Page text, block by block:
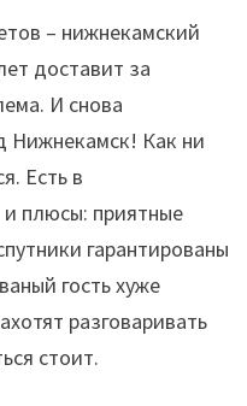
– нижнекамский
доставит за
И снова
Нижнекамск! Как ни
Есть в
плюсы: приятные
гарантированы
гость хуже
разговаривать
стоит.